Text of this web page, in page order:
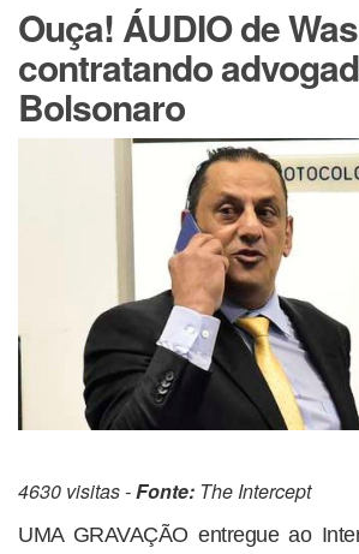
Ouça! ÁUDIO de
contratando
Bolsonaro
4630 visitas -Fonte: The Intercept
UMA GRAVAÇÃO entregue ao